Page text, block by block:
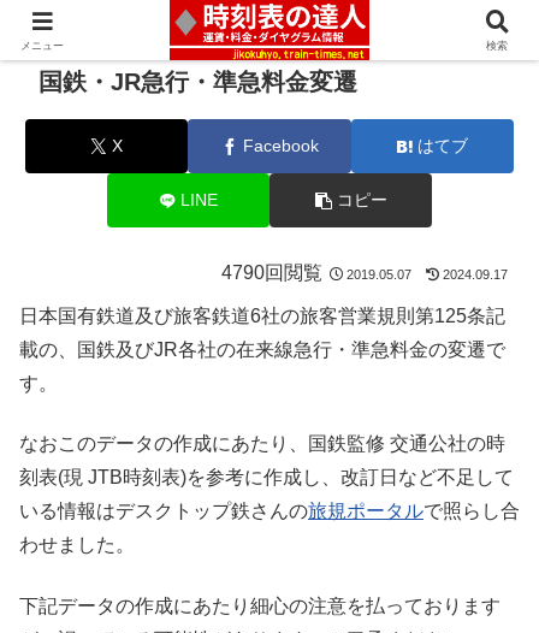
国鉄・JR急行・準急料金変遷
X Facebook はてブ
LINE コピー
4790回閲覧 2019.05.07 2024.09.17
日本国有鉄道及び旅客鉄道6社の旅客営業規則第125条記
載の、国鉄及びJR各社の在来線急行・準急料金の変遷で
す。
なおこのデータの作成にあたり、国鉄監修 交通公社の時
刻表(現 JTB時刻表)を参考に作成し、改訂日など不足して
いる情報はデスクトップ鉄さんの旅規ポータルで照らし合
わせました。
下記データの作成にあたり細心の注意を払っております
メニュー 検索